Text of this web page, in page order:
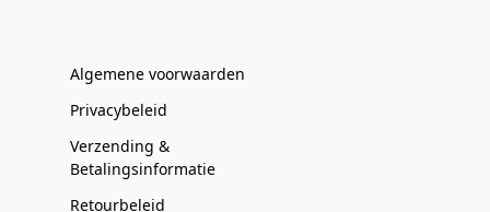
Algemene voorwaarden
Privacybeleid
Verzending &
Betalingsinformatie
Retourbeleid